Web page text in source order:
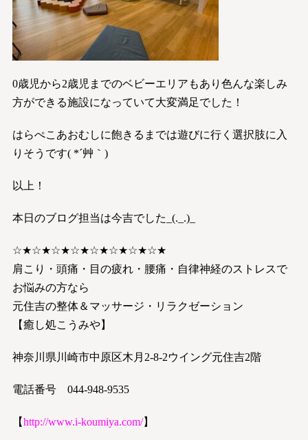
0歳児から2歳児までのベビーエリアもあり色んな楽しみ
方ができる施設になっていて大変満足でした！
はらぺこあおむしに飽きるまでは遊びに行く選択肢に入
りそうです( *´艸｀)
以上！
本日のブログ担当は今吉でした_(._.)_
☆★☆★☆★☆★☆★☆★☆★☆★
肩こり・頭痛・目の疲れ・腰痛・自律神経のストレスで
お悩みの方なら
元住吉の整体＆マッサージ・リラクゼーション
【癒し処こうみや】
神奈川県川崎市中原区木月2-8-2ウイング元住吉2階
電話番号 044-948-9535
【http://www.i-koumiya.com/】